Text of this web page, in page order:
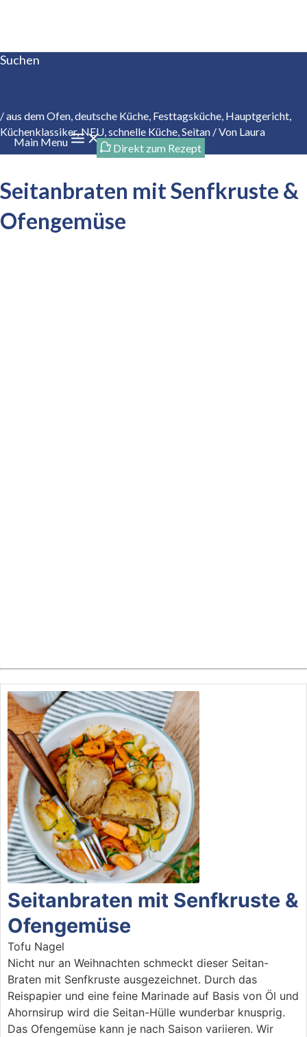
Suchen
Main Menu
/aus dem Ofen,deutsche Küche, Festtagsküche, Hauptgericht,
Küchenklassiker,NEU,schnelle Küche,Seitan / Von Laura
Direkt zum Rezept -
Seitanbraten mit Senfkruste &
Ofengemüse
Seitanbraten mit Senfkruste &
Ofengemüse
Tofu Nagel
Nicht nur an Weihnachten schmeckt dieser Seitan-
Braten mit Senfkruste ausgezeichnet. Durch das
Reispapier und eine feine Marinade auf Basis von Öl und
Ahornsirup wird die Seitan-Hülle wunderbar knusprig.
Das Ofengemüse kann je nach Saison variieren. Wir